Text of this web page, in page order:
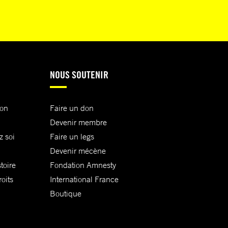
soi
NOUS SOUTENIR
Faire un don
Devenir membre
Faire un legs
Devenir mécène
Fondation Amnesty
International France
Boutique